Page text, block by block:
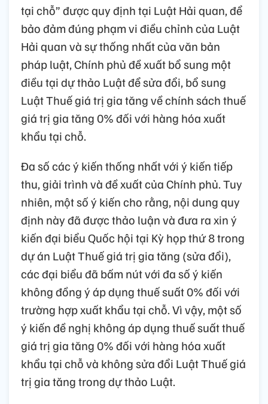
tại chỗ” được quy định tại Luật Hải quan, để
bảo đảm đúng phạm vi điều chỉnh của Luật
Hải quan và sự thống nhất của văn bản
pháp luật, Chính phủ đề xuất bổ sung một
điều tại dự thảo Luật để sửa đổi, bổ sung
Luật Thuế giá trị gia tăng về chính sách thuế
giá trị gia tăng 0% đối với hàng hóa xuất
khẩu tại chỗ.
Đa số các ý kiến thống nhất với ý kiến tiếp
thu, giải trình và đề xuất của Chính phủ. Tuy
nhiên, một số ý kiến cho rằng, nội dung quy
định này đã được thảo luận và đưa ra xin ý
kiến đại biểu Quốc hội tại Kỳ họp thứ 8 trong
dự án Luật Thuế giá trị gia tăng (sửa đổi),
các đại biểu đã bấm nút với đa số ý kiến
không đồng ý áp dụng thuế suất 0% đối với
trường hợp xuất khẩu tại chỗ. Vì vậy, một số
ý kiến đề nghị không áp dụng thuế suất thuế
giá trị gia tăng 0% đối với hàng hóa xuất
khẩu tại chỗ và không sửa đổi Luật Thuế giá
trị gia tăng trong dự thảo Luật.